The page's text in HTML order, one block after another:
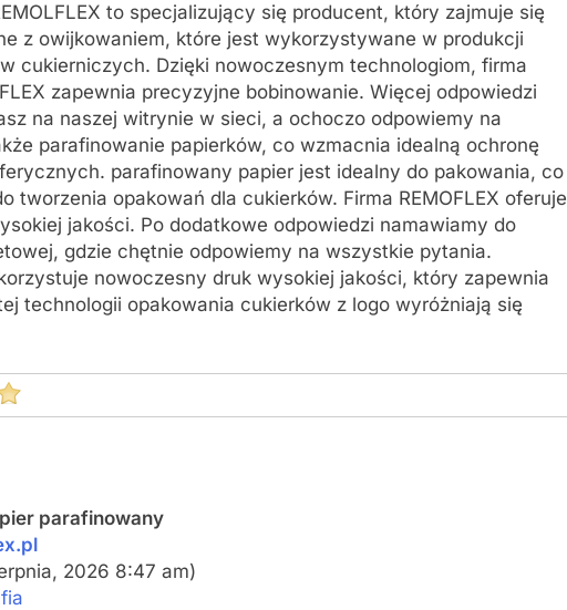
to specjalizujący się producent, który zajmuje się
z owijkowaniem, które jest wykorzystywane w produkcji
cukierniczych. Dzięki nowoczesnym technologiom, firma
zapewnia precyzyjne bobinowanie. Więcej odpowiedzi
na naszej witrynie w sieci, a ochoczo odpowiemy na
parafinowanie papierków, co wzmacnia idealną ochronę
parafinowany papier jest idealny do pakowania, co
tworzenia opakowań dla cukierków. Firma REMOFLEX oferuje
jakości. Po dodatkowe odpowiedzi namawiamy do
gdzie chętnie odpowiemy na wszystkie pytania.
nowoczesny druk wysokiej jakości, który zapewnia
technologii opakowania cukierków z logo wyróżniają się
parafinowany
2026 8:47 am)